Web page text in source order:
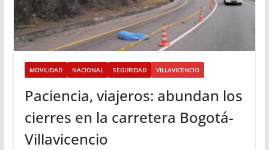
MOVILIDAD NACIONAL SEGURIDAD VILLAVICENCIO
Paciencia, viajeros: abundan los
cierres en la carretera Bogotá-
Villavicencio